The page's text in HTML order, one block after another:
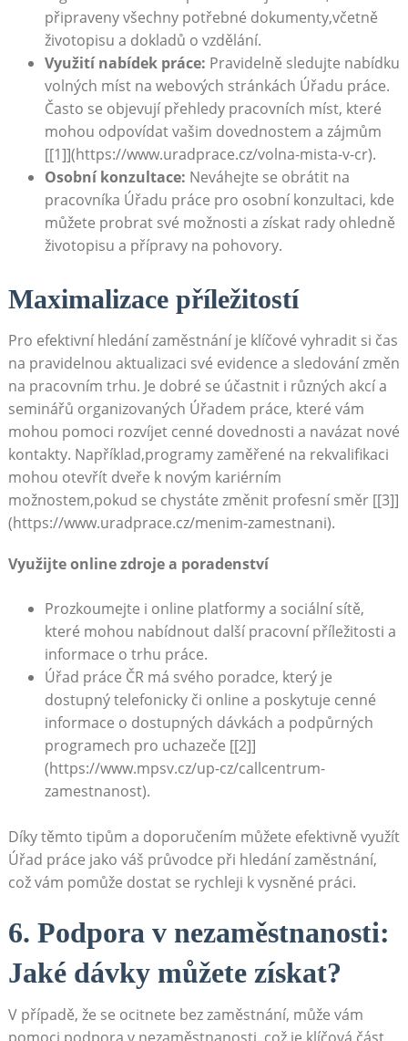
připraveny všechny potřebné dokumenty,včetně
životopisu a dokladů o vzdělání.
Využití nabídek práce: Pravidelně sledujte nabídku
volných míst na webových stránkách Úřadu práce.
Často se objevují přehledy pracovních míst, které
mohou odpovídat vašim dovednostem a zájmům
[[1]](https://www.uradprace.cz/volna-mista-v-cr).
Osobní konzultace: Neváhejte se obrátit na
pracovníka Úřadu práce pro osobní konzultaci, kde
můžete probrat své možnosti a získat rady ohledně
životopisu a přípravy na pohovory.
Maximalizace příležitostí
Pro efektivní hledání zaměstnání je klíčové vyhradit si čas
na pravidelnou aktualizaci své evidence a sledování změn
na pracovním trhu. Je dobré se účastnit i různých akcí a
seminářů organizovaných Úřadem práce, které vám
mohou pomoci rozvíjet cenné dovednosti a navázat nové
kontakty. Například,programy zaměřené na rekvalifikaci
mohou otevřít dveře k novým kariérním
možnostem,pokud se chystáte změnit profesní směr [[3]]
(https://www.uradprace.cz/menim-zamestnani).
Využijte online zdroje a poradenství
Prozkoumejte i online platformy a sociální sítě,
které mohou nabídnout další pracovní příležitosti a
informace o trhu práce.
Úřad práce ČR má svého poradce, který je
dostupný telefonicky či online a poskytuje cenné
informace o dostupných dávkách a podpůrných
programech pro uchazeče [[2]]
(https://www.mpsv.cz/up-cz/callcentrum-
zamestnanost).
Díky těmto tipům a doporučením můžete efektivně využít
Úřad práce jako váš průvodce při hledání zaměstnání,
což vám pomůže dostat se rychleji k vysněné práci.
6. Podpora v nezaměstnanosti:
Jaké dávky můžete získat?
V případě, že se ocitnete bez zaměstnání, může vám